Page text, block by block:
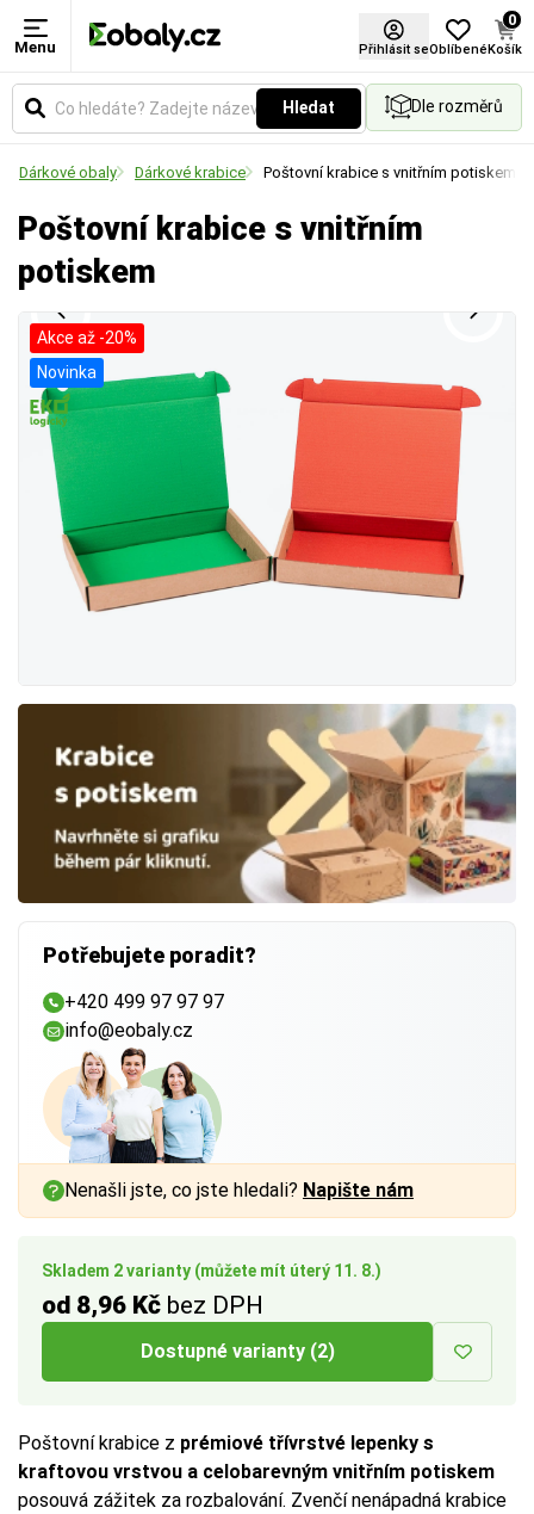
Menu Přihlásit seOblíbené
0
Košík
Hledat Dle rozměrů
Dárkové obaly Dárkové krabice Poštovní krabice s vnitřním potiskem
Poštovní krabice s vnitřním
potiskem
Skladem 2 varianty (můžete mít úterý 11. 8.)
od 8,96 Kč bez DPH
Dostupné varianty (2)
Poštovní krabice z prémiové třívrstvé lepenky s
kraftovou vrstvou a celobarevným vnitřním potiskem
posouvá zážitek za rozbalování. Zvenčí nenápadná krabice
Potřebujete poradit?
+420 499 97 97 97
info@eobaly.cz
Nenašli jste, co jste hledali? Napište nám
Akce až -20%
Novinka
Barva
Vyberte si barevné provedení obalů a balicích